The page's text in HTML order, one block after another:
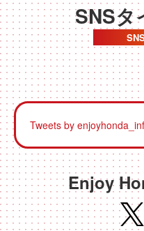
SNSタ
Tweets by
Enjoy